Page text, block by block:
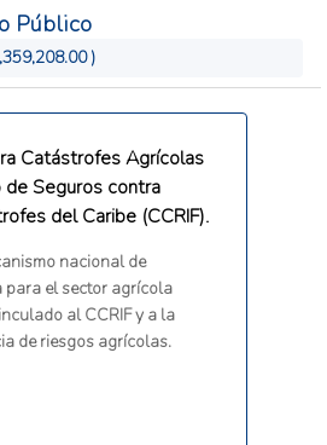
Público
)
Catástrofes Agrícolas
de Seguros contra
del Caribe (CCRIF).
nacional de
el sector agrícola
al CCRIF y a la
de riesgos agrícolas.